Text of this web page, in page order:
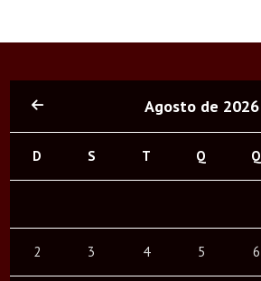
Agosto de 2026
D S T Q Q
2 3 4 5 6